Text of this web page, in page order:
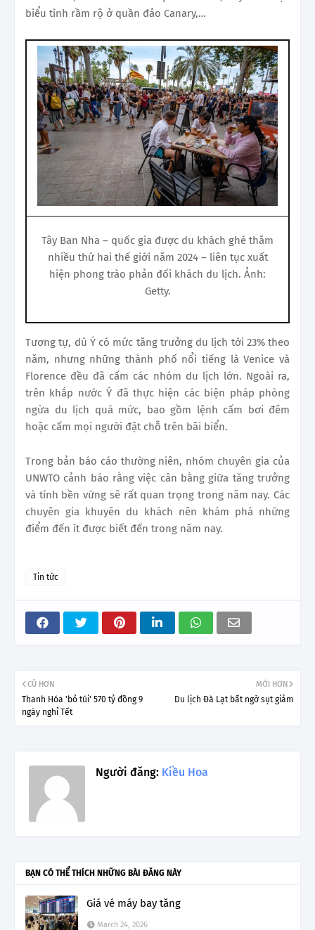
biểu tình rầm rộ ở quần đảo Canary,…
Tây Ban Nha – quốc gia được du khách ghé thăm
nhiều thứ hai thế giới năm 2024 – liên tục xuất
hiện phong trào phản đối khách du lịch. Ảnh:
Getty.
Tương tự, dù Ý có mức tăng trưởng du lịch tới 23% theo
năm, nhưng những thành phố nổi tiếng là Venice và
Florence đều đã cấm các nhóm du lịch lớn. Ngoài ra,
trên khắp nước Ý đã thực hiện các biện pháp phòng
ngừa du lịch quá mức, bao gồm lệnh cấm bơi đêm
hoặc cấm mọi người đặt chỗ trên bãi biển.
Trong bản báo cáo thường niên, nhóm chuyên gia của
UNWTO cảnh báo rằng việc cân bằng giữa tăng trưởng
và tính bền vững sẽ rất quan trọng trong năm nay. Các
chuyên gia khuyên du khách nên khám phá những
điểm đến ít được biết đến trong năm nay.
Tin tức
MỚI HƠN
Du lịch Đà Lạt bất ngờ sụt giảm
CŨ HƠN
Thanh Hóa 'bỏ túi' 570 tỷ đồng 9
ngày nghỉ Tết
Người đăng: Kiều Hoa
BẠN CÓ THỂ THÍCH NHỮNG BÀI ĐĂNG NÀY
Giá vé máy bay tăng
March 24, 2026